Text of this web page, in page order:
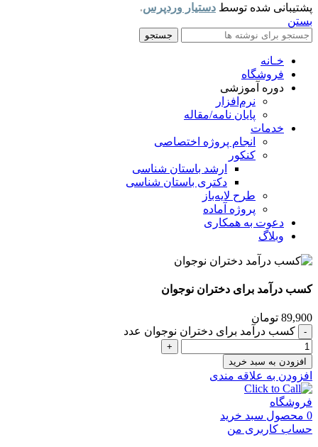
پشتیبانی شده توسط دستیار وردپرس.
بستن
جستجو
خـانه
فروشگاه
دوره آموزشی
نرم‌افزار
پایان نامه/مقاله
خدمات
انجام پروژه اختصاصی
کنکور
ارشد باستان شناسی
دکتری باستان شناسی
طرح لایه‌باز
پروژه آماده
دعوت به همکاری
وبلاگ
کسب درآمد برای دختران نوجوان
89,900 تومان
کسب درآمد برای دختران نوجوان عدد
افزودن به سبد خرید
افزودن به علاقه مندی
فروشگاه
0 محصول سبد خرید
حساب کاربری من